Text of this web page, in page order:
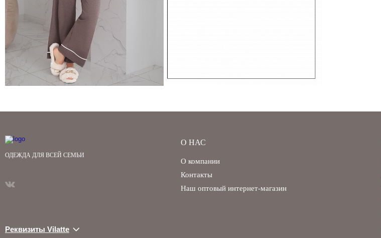
ОДЕЖДА ДЛЯ ВСЕЙ СЕМЬИ
Реквизиты Vilatte
О НАС
О компании
Контакты
Наш оптовый интернет-магазин